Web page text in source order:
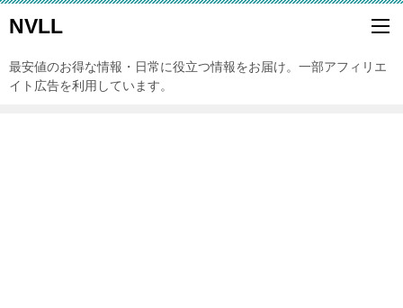
NVLL
最安値のお得な情報・日常に役立つ情報をお届け。一部アフィリエ
イト広告を利用しています。